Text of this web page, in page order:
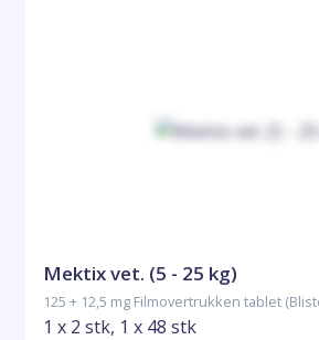
Mektix vet. (5 - 25 kg)
125 + 12,5 mg Filmovertrukken tablet
1 x 2 stk, 1 x 48 stk